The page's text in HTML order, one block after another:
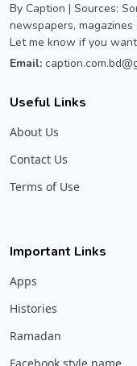
By Caption | Sources:
newspapers,
Let me know if you
Email:
Useful Links
About Us
Contact Us
Terms of Use
Important Links
Apps
Histories
Ramadan